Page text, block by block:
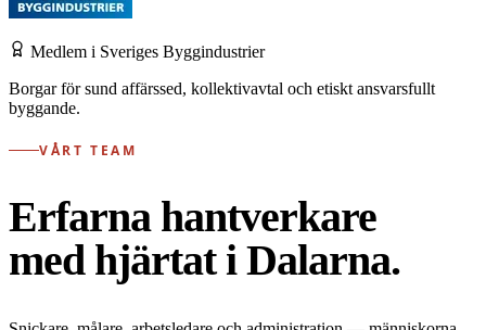
Medlem i Sveriges Byggindustrier
Borgar för sund affärssed, kollektivavtal och etiskt ansvarsfullt
byggande.
VÅRT TEAM
Erfarna hantverkare
med hjärtat i Dalarna.